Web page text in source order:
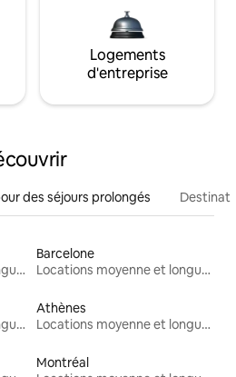
Logements
d'entreprise
des séjours prolongés
Locations moyenne et longue durée
Barcelone
Locations moyenne et longue durée
Locations moyenne et longue durée
Athènes
Locations moyenne et longue durée
Montréal